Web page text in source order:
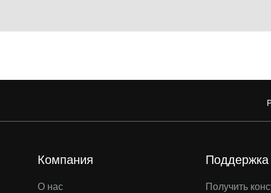
Компания
О нас
Поддержка
Получить